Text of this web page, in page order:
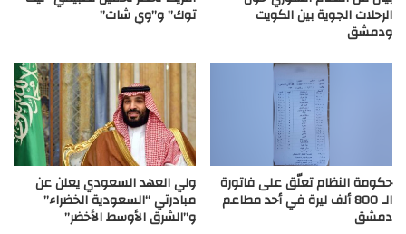
الرحلات الجوية بين الكويت
ودمشق
توك” و”وي شات”
حكومة النظام تعلّق على فاتورة
الـ 800 ألف ليرة في أحد مطاعم
دمشق
ولي العهد السعودي يعلن عن
مبادرتي “السعودية الخضراء”
و”الشرق الأوسط الأخضر”